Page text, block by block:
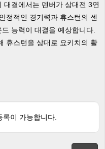
대결에서는 덴버가 상대전 3연
정적인 경기력과 휴스턴의 센
능력이 대결을 예상합니다.
휴스턴을 상대로 요키치의 활
이 가능합니다.